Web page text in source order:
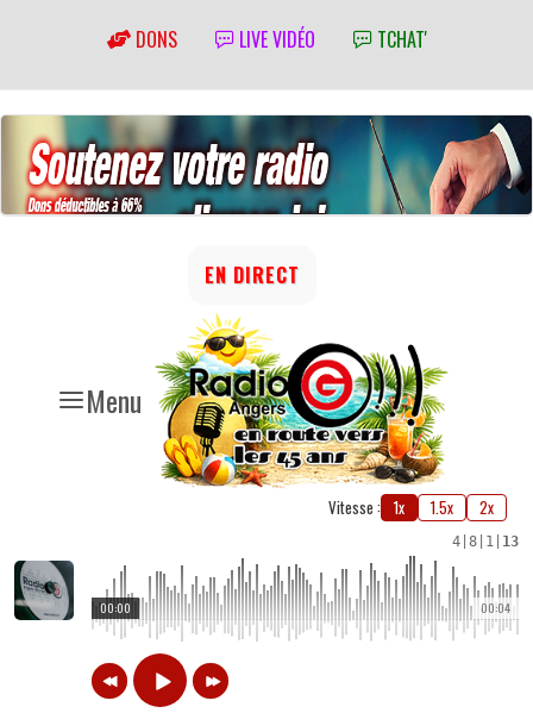
DONS LIVE VIDÉO TCHAT'
Menu
EN DIRECT
Vitesse : 1x 1.5x 2x
4 8 1 13
00:04
00:00